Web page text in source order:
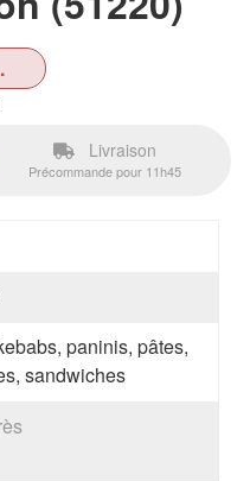
Livraison
Précommande pour 11h45
paninis, pâtes,
sandwiches